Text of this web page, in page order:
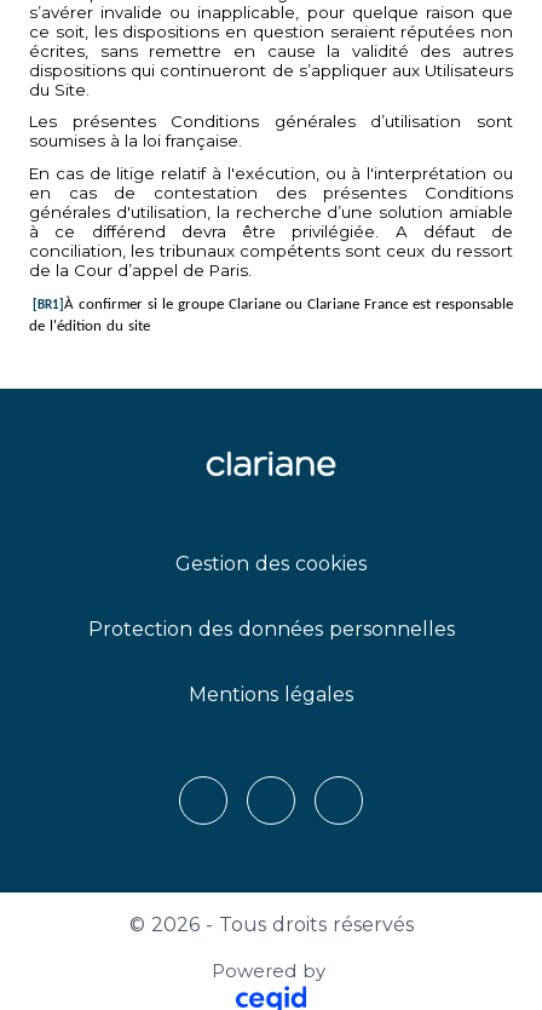
s’avérer invalide ou inapplicable, pour quelque raison que
ce soit, les dispositions en question seraient réputées non
écrites, sans remettre en cause la validité des autres
dispositions qui continueront de s’appliquer aux Utilisateurs
du Site.
Les présentes Conditions générales d’utilisation sont
soumises à la loi française.
En cas de litige relatif à l'exécution, ou à l'interprétation ou
en cas de contestation des présentes Conditions
générales d'utilisation, la recherche d’une solution amiable
à ce différend devra être privilégiée. A défaut de
conciliation, les tribunaux compétents sont ceux du ressort
de la Cour d’appel de Paris.
[BR1] À confirmer si le groupe Clariane ou Clariane France est responsable
de l'édition du site
Gestion des cookies
Protection des données personnelles
Mentions légales
LinkedIn Youtube
© 2026 - Tous droits réservés
Powered by